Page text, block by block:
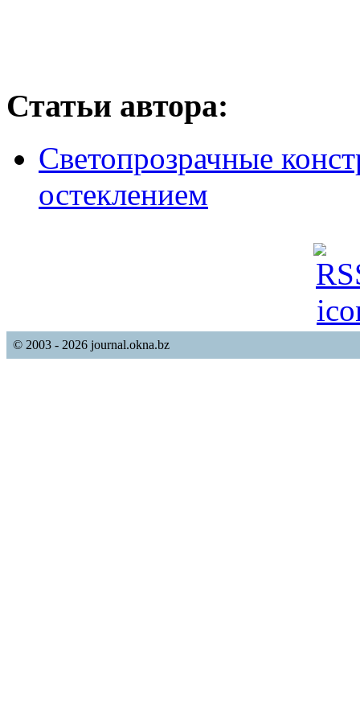
Статьи автора:
Светопрозрачные
остеклением
© 2003 - 2026 journal.okna.bz